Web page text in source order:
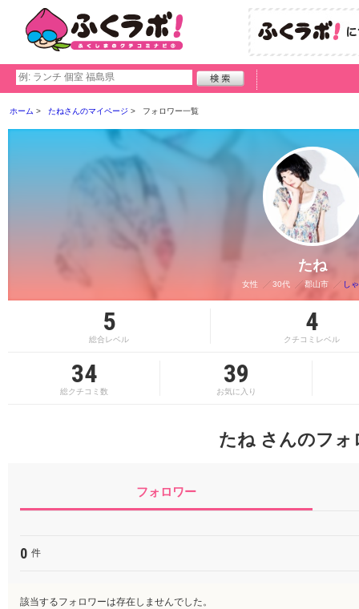
ホーム たねさんのマイページ フォロワー一覧
たね
女性 30代 郡山市 し
5
総合レベル
4
クチコミレベル
34
総クチコミ数
39
お気に入り
たね さんのフォ
フォロワー
0 件
該当するフォロワーは存在しませんでした。